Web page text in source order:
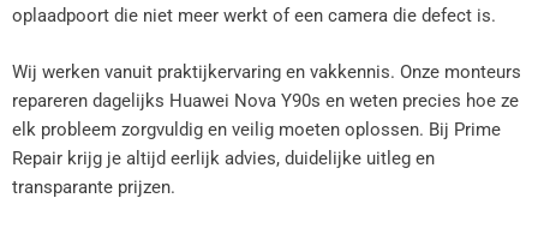
oplaadpoort die niet meer werkt of een camera die defect is.
Wij werken vanuit praktijkervaring en vakkennis. Onze monteurs
repareren dagelijks Huawei Nova Y90s en weten precies hoe ze
elk probleem zorgvuldig en veilig moeten oplossen. Bij Prime
Repair krijg je altijd eerlijk advies, duidelijke uitleg en
transparante prijzen.